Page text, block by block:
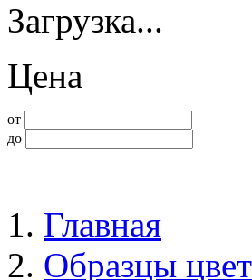
Загрузка...
Цена
от
до
Главная
Образцы